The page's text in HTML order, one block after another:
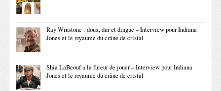
Ray Winstone : doux, dur et dingue – Interview pour Indiana
Jones et le royaume du crâne de cristal
Shia LaBeouf a la fureur de jouer – Interview pour Indiana
Jones et le royaume du crâne de cristal